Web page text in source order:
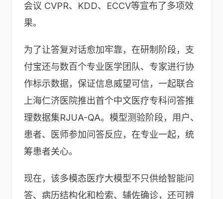
会议 CVPR、KDD、ECCV等宣布了多项效
果。
为了让答复对话愈加牢靠，在研制阶段，支
付宝还与数百个专业医学团队、专家进行协
作标示数据，保证信息威望可信，一起联合
上海仁济医院推出首个中文医疗专科问答推
理数据集RJUA-QA。模型测验阶段，用户、
患者、医师参加问答反应，在专业一起，统
筹患者关心。
现在，该多模态医疗大模型不只供给智能问
答、病历结构化和检索、辅佐确诊，还可辨